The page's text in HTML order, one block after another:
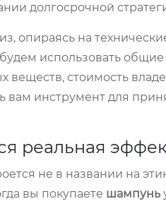
долгосрочной
опираясь на
использовать общие
стоимость
вам инструмент для
реальная
не в названии на
вы покупаете шампунь